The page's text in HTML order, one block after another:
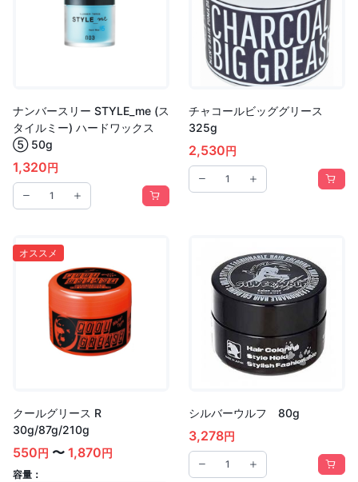
ナンバースリー STYLE_me (ス
タイルミー) ハードワックス
⑤ 50g
1,320円
チャコールビッググリース
325g
2,530円
オススメ
クールグリース R
30g/87g/210g
550円 〜 1,870円
容量：
シルバーウルフ 80g
3,278円